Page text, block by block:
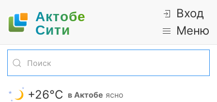
Актобе
Cити
Вход
Меню
+26°С в Актобе ясно